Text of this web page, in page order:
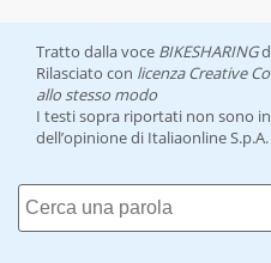
Tratto dalla voce BIKESHARING
Rilasciato con licenza Creative
allo stesso modo
I testi sopra riportati non sono
dell’opinione di Italiaonline S.p.A.